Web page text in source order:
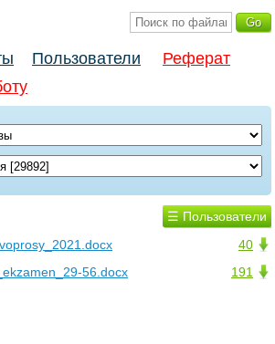
Пользователи
Реферат
☰ Пользователи
40
191
56.docx